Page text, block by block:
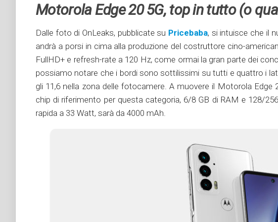
Motorola Edge 20 5G, top in tutto (o
Dalle foto di OnLeaks, pubblicate su Pricebaba, si intuisce che il
andrà a porsi in cima alla produzione del costruttore cino-
FullHD+ e refresh-rate a 120 Hz, come ormai la gran parte dei
possiamo notare che i bordi sono sottilissimi su tutti e quattro i
gli 11,6 nella zona delle fotocamere. A muovere il Motorola Edge
chip di riferimento per questa categoria, 6/8 GB di RAM e 128/
rapida a 33 Watt, sarà da 4000 mAh.